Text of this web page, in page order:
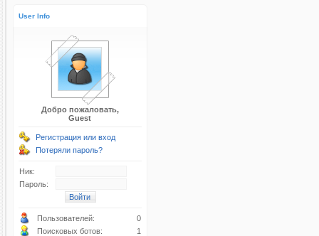
User Info
Добро пожаловать,
Guest
Регистрация или вход
Потеряли пароль?
Ник:
Пароль:
Пользователей:
0
Поисковых ботов:
1